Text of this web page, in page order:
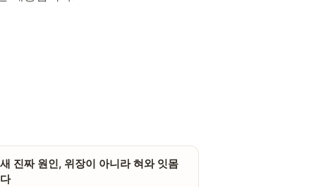
진짜 원인, 위장이 아니라 혀와 잇몸